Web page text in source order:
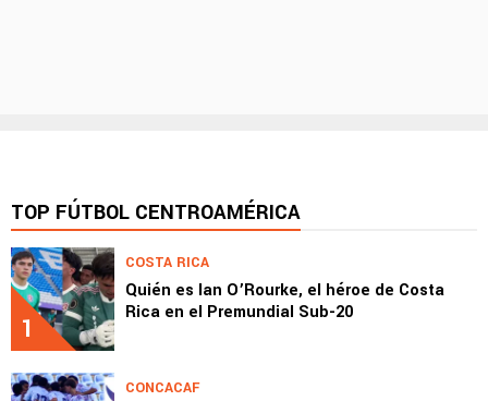
TOP FÚTBOL CENTROAMÉRICA
1
COSTA RICA
Quién es Ian O’Rourke, el héroe de Costa
Rica en el Premundial Sub-20
CONCACAF